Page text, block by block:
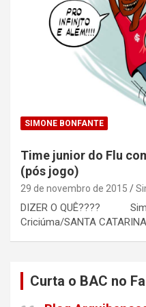
SIMONE BONFANTE
Time junior do Flu
(pós jogo)
29 de novembro de 2015
DIZER O QUÊ????
Criciúma/SANTA
Curta o BAC no